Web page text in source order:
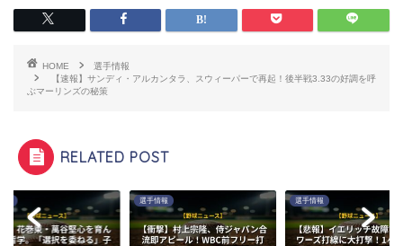
HOME
選手情報
【速報】サンディ・アルカンタラ、スウィーパーで再起！後半戦3.33の好調を呼
ぶマーリンズの秘策
RELATED POST
選手情報 選手情報